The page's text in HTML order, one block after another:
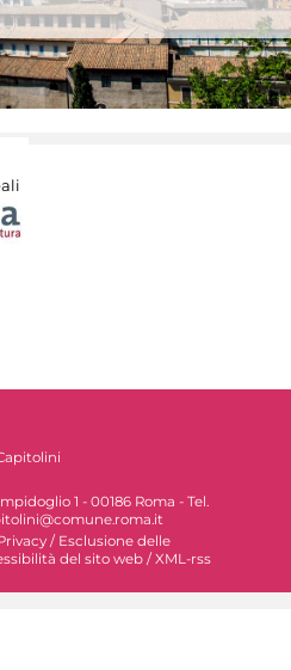
1 - 00186 Roma - Tel.
/ Esclusione delle
del sito web / XML-rss